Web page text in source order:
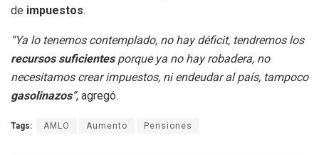
de impuestos.
“Ya lo tenemos contemplado, no hay déficit, tendremos los
recursos suficientesporque ya no hay robadera, no
necesitamos crear impuestos, ni endeudar al país, tampoco
gasolinazos”, agregó.
Tags: AMLO Aumento Pensiones